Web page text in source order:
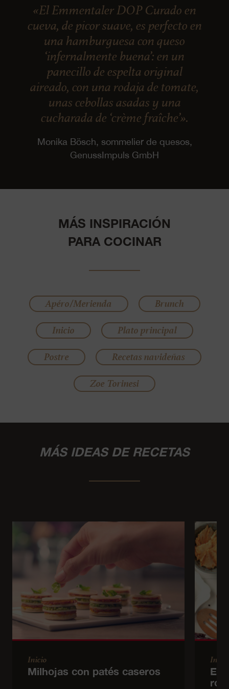
«El Emmentaler DOP Curado en
cueva, de picor suave, es perfecto en
una hamburguesa con queso
‘infernalmente buena’: en un
panecillo de espelta original
aireado, con una rodaja de tomate,
unas cebollas asadas y una
cucharada de ‘crème fraîche’».
Monika Bösch, sommelier de quesos,
GenussImpuls GmbH
MÁS INSPIRACIÓN
PARA COCINAR
Apéro/Merienda
Brunch
Inicio
Plato principal
Postre
Recetas navideñas
Zoe Torinesi
MÁS IDEAS DE RECETAS
Inicio
Milhojas con patés caseros
Inicio